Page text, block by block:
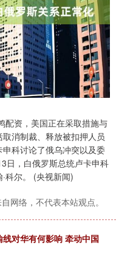
配资，美国正在采取措施与
消制裁、释放被扣押人员
科讨论了俄乌冲突以及委
日，白俄罗斯总统卢卡申科
科尔。 (央视新闻)
网络，不代表本站观点。
对华有何影响 牵动中国